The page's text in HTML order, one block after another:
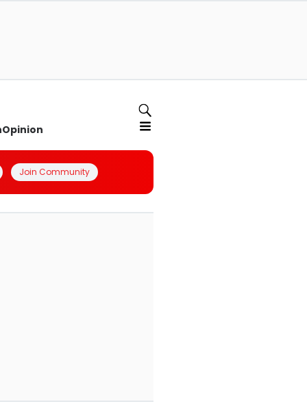
Opinion
Join Community